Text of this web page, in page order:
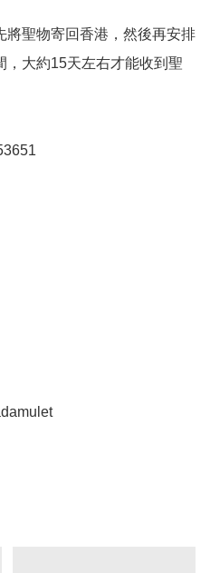
將聖物寄回香港，然後再安排
，大約15天左右才能收到聖